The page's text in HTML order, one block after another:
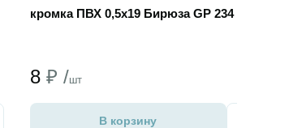
кромка ПВХ 0,5х19 Бирюза GP 234
8 ₽ /шт
В корзину